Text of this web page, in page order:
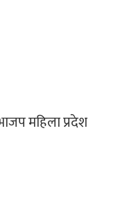
महिला प्रदेश